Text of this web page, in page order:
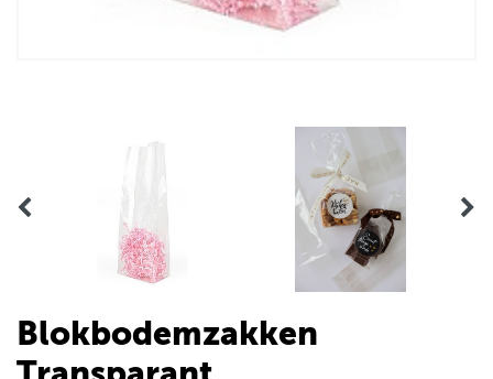
Blokbodemzakken